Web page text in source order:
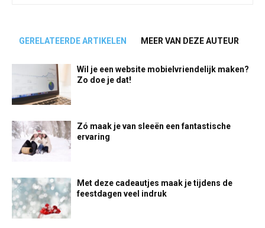
GERELATEERDE ARTIKELEN MEER VAN DEZE AUTEUR
Wil je een website mobielvriendelijk maken?
Zo doe je dat!
Zó maak je van sleeën een fantastische
ervaring
Met deze cadeautjes maak je tijdens de
feestdagen veel indruk